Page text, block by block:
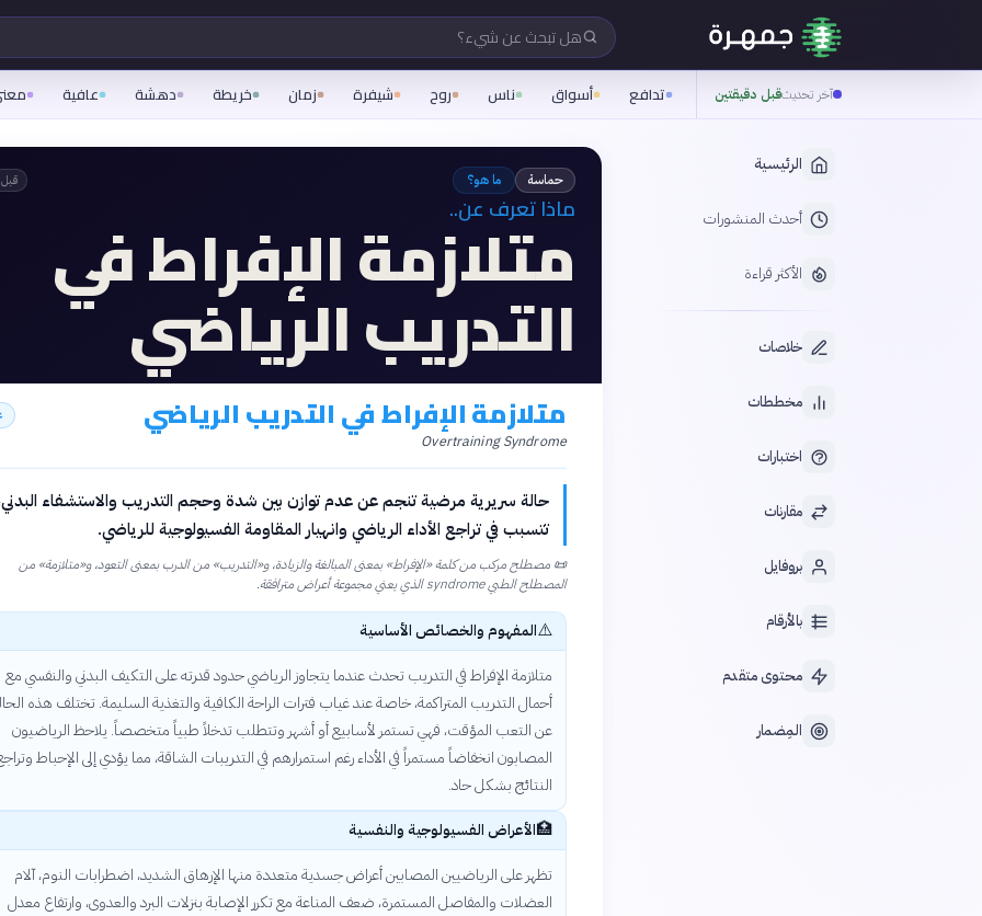
هل تبحث عن شيء؟
آخر تحديثقبل دقيقتين تدافع أسواق ناس روح شيفرة زمان خريطة دهشة عافية
الرئيسية
أحدث المنشورات
الأكثر قراءة
خلاصات
مخططات
اختبارات
مقارنات
بروفايل
بالأرقام
محتوى متقدم
المِضمار
حماسة ما هو؟
ماذا تعرف عن..
متلازمة الإفراط في
التدريب الرياضي
متلازمة الإفراط في التدريب الرياضي
Overtraining Syndrome
حالة سريرية مرضية تنجم عن عدم توازن بين شدة وحجم التدريب والاستشفاء
تتسبب في تراجع الأداء الرياضي وانهيار المقاومة الفسيولوجية للرياضي.
📜 مصطلح مركب من كلمة «الإفراط» بمعنى المبالغة والزيادة، و«التدريب» من الدرب بمعنى التعود، و«متلازمة» من
المصطلح الطبي syndrome الذي يعني مجموعة أعراض مترافقة.
⚠️المفهوم والخصائص الأساسية
متلازمة الإفراط في التدريب تحدث عندما يتجاوز الرياضي حدود قدرته على التكيف البدني والنفسي مع
أحمال التدريب المتراكمة، خاصة عند غياب فترات الراحة الكافية والتغذية السليمة. تختلف هذه
عن التعب المؤقت، فهي تستمر لأسابيع أو أشهر وتتطلب تدخلاً طبياً متخصصاً. يلاحظ الرياضيون
المصابون انخفاضاً مستمراً في الأداء رغم استمرارهم في التدريبات الشاقة، مما يؤدي إلى الإحباط
النتائج بشكل حاد.
🏥الأعراض الفسيولوجية والنفسية
تظهر على الرياضيين المصابين أعراض جسدية متعددة منها الإرهاق الشديد، اضطرابات النوم، آلام
العضلات والمفاصل المستمرة، ضعف المناعة مع تكرر الإصابة بنزلات البرد والعدوى، وارتفاع معدل